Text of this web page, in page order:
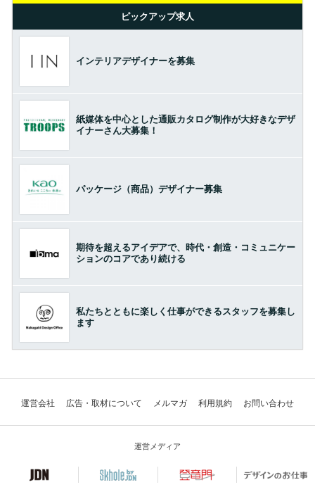
ピックアップ求人
インテリアデザイナーを募集
紙媒体を中心とした通販カタログ制作が大好きなデザ
イナーさん大募集！
パッケージ（商品）デザイナー募集
期待を超えるアイデアで、時代・創造・コミュニケー
ションのコアであり続ける
私たちとともに楽しく仕事ができるスタッフを募集し
ます
運営会社 広告・取材について メルマガ 利用規約 お問い合わせ
運営メディア